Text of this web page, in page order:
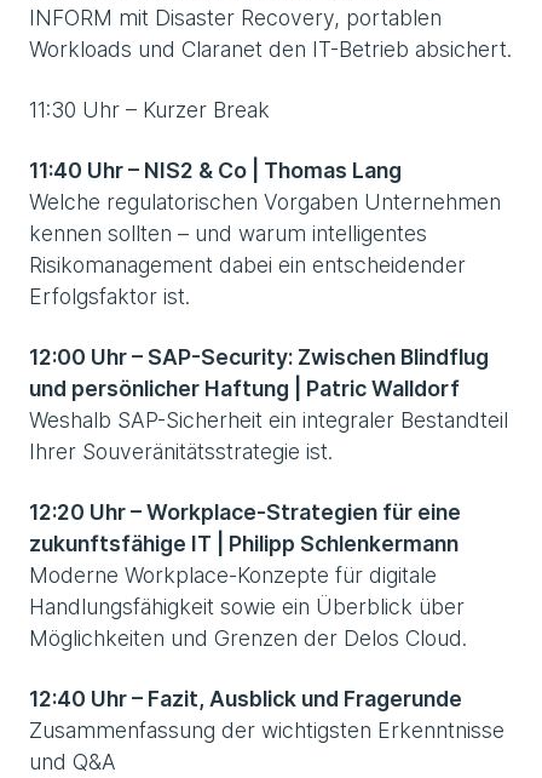
INFORM mit Disaster Recovery, portablen
Workloads und Claranet den IT-Betrieb absichert.
11:30 Uhr – Kurzer Break
11:40 Uhr – NIS2 & Co | Thomas Lang
Welche regulatorischen Vorgaben Unternehmen
kennen sollten – und warum intelligentes
Risikomanagement dabei ein entscheidender
Erfolgsfaktor ist.
12:00 Uhr – SAP-Security: Zwischen Blindflug
und persönlicher Haftung | Patric Walldorf
Weshalb SAP-Sicherheit ein integraler Bestandteil
Ihrer Souveränitätsstrategie ist.
12:20 Uhr – Workplace-Strategien für eine
zukunftsfähige IT | Philipp Schlenkermann
Moderne Workplace-Konzepte für digitale
Handlungsfähigkeit sowie ein Überblick über
Möglichkeiten und Grenzen der Delos Cloud.
12:40 Uhr – Fazit, Ausblick und Fragerunde
Zusammenfassung der wichtigsten Erkenntnisse
und Q&A